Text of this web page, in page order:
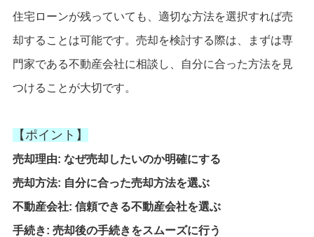
住宅ローンが残っていても、適切な方法を選択すれば売
却することは可能です。売却を検討する際は、まずは専
門家である不動産会社に相談し、自分に合った方法を見
つけることが大切です。
【ポイント】
売却理由: なぜ売却したいのか明確にする
売却方法: 自分に合った売却方法を選ぶ
不動産会社: 信頼できる不動産会社を選ぶ
手続き: 売却後の手続きをスムーズに行う